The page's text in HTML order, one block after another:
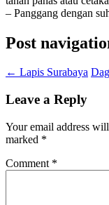
– Panggang dengan
Post
← Lapis Surabaya
Leave a Reply
Your email address
marked *
Comment *